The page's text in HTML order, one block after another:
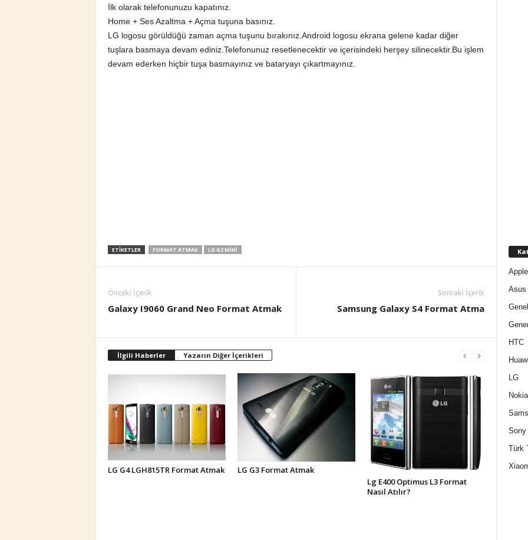
İlk olarak telefonunuzu kapatınız.
Home + Ses Azaltma + Açma tuşuna basınız.
LG logosu görüldüğü zaman açma tuşunu bırakınız.Android logosu ekrana gelene kadar diğer
tuşlara basmaya devam ediniz.Telefonunuz resetlenecektir ve içerisindeki herşey silinecektir.Bu işlem
devam ederken hiçbir tuşa basmayınız ve bataryayı çıkartmayınız.
ETIKETLER FORMAT ATMAK LG G2 MINI
Önceki İçerik
Galaxy I9060 Grand Neo Format Atmak
Sonraki İçerik
Samsung Galaxy S4 Format Atma
İlgili Haberler Yazarın Diğer İçerikleri
LG G4 LGH815TR Format Atmak
LG G3 Format Atmak
Lg E400 Optimus L3 Format
Nasıl Atılır?
Apple
Asus
Genel
HTC
LG
Nokia
Sony
Türk